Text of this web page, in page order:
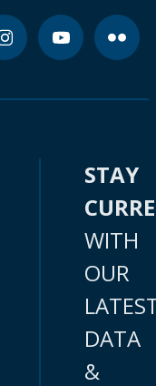
STAY
WITH
OUR
DATA
&